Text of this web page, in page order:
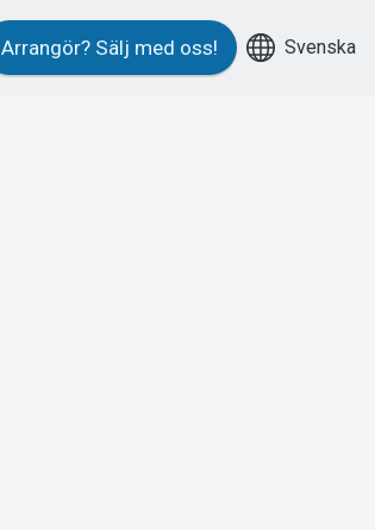
Arrangör? Sälj med oss! Svenska